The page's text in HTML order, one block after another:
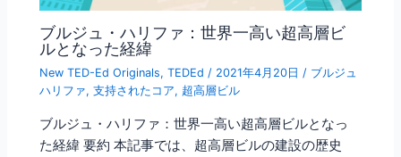
ブルジュ・ハリファ：世界一高い超高層ビ
ルとなった経緯
New TED-Ed Originals,TEDEd / 2021年4月20日/ ブルジュ
ハリファ,支持されたコア, 超高層ビル
ブルジュ・ハリファ：世界一高い超高層ビルとなっ
た経緯 要約 本記事では、超高層ビルの建設の歴史